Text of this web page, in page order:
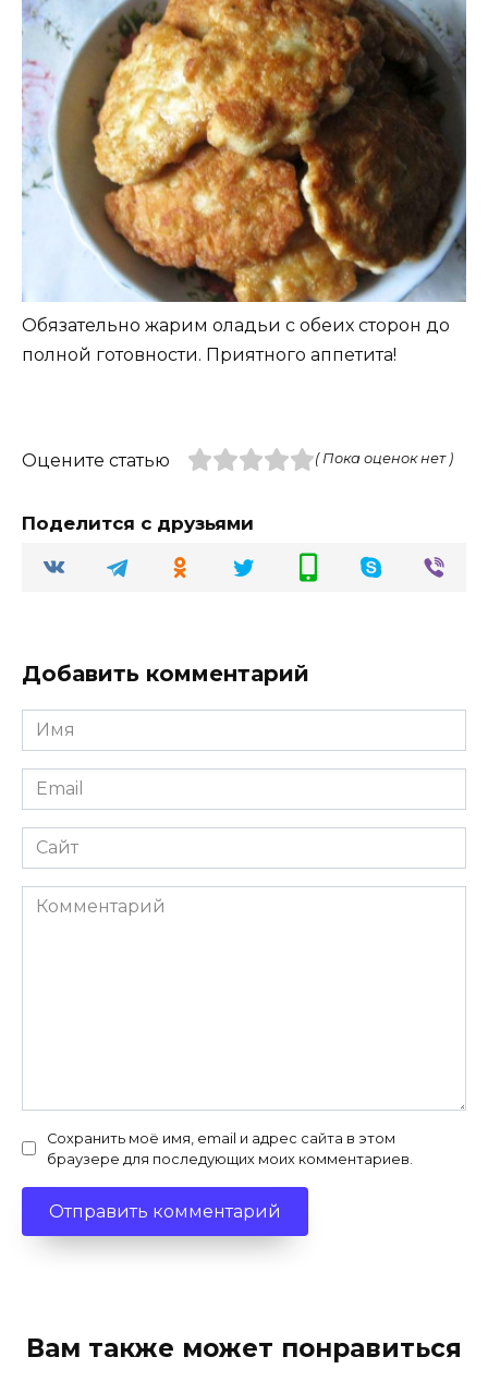
Обязательно жарим оладьи с обеих сторон до
полной готовности. Приятного аппетита!
Оцените статью ( Пока оценок нет )
Поделится с друзьями
Добавить комментарий
Имя
Email
Сайт
Комментарий
Сохранить моё имя, email и адрес сайта в этом
браузере для последующих моих комментариев.
Вам также может понравиться